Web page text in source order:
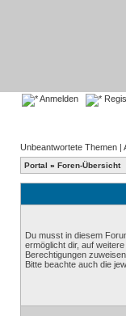
Anmelden
Unbeantwortete Themen |
Portal » Foren-Übersicht
Du musst in diesem
ermöglicht dir, auf
Berechtigungen
Bitte beachte auch die